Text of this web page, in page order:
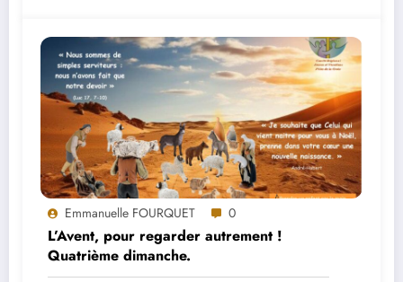
Emmanuelle FOURQUET 0
L’Avent, pour regarder autrement !
Quatrième dimanche.